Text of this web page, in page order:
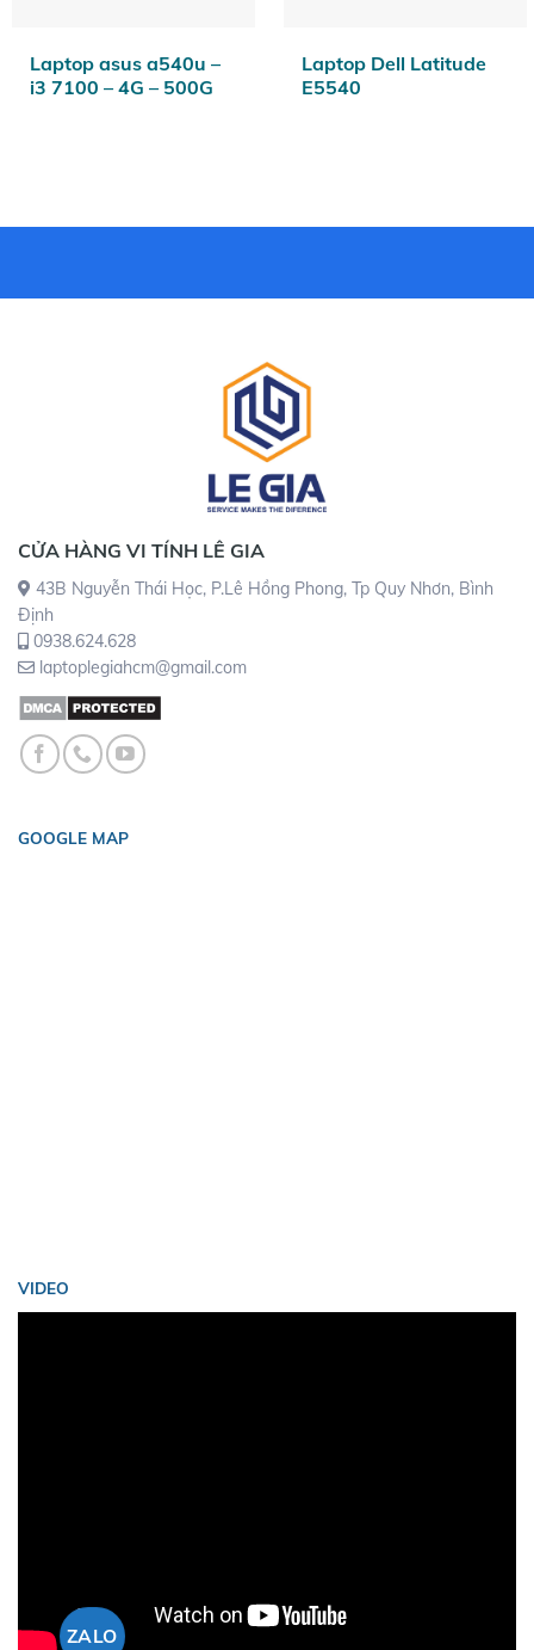
Laptop asus a540u –
i3 7100 – 4G – 500G
Laptop Dell Latitude
E5540
CỬA HÀNG VI TÍNH LÊ GIA
43B Nguyễn Thái Học, P.Lê Hồng Phong, Tp Quy Nhơn, Bình
Định
0938.624.628
laptoplegiahcm@gmail.com
GOOGLE MAP
VIDEO
ZALO